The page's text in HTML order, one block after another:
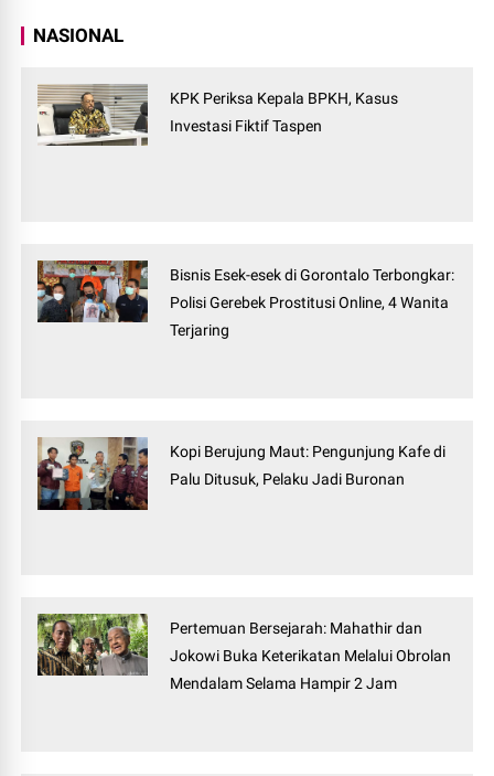
NASIONAL
KPK Periksa Kepala BPKH, Kasus
Investasi Fiktif Taspen
Bisnis Esek-esek di Gorontalo Terbongkar:
Polisi Gerebek Prostitusi Online, 4 Wanita
Terjaring
Kopi Berujung Maut: Pengunjung Kafe di
Palu Ditusuk, Pelaku Jadi Buronan
Pertemuan Bersejarah: Mahathir dan
Jokowi Buka Keterikatan Melalui Obrolan
Mendalam Selama Hampir 2 Jam